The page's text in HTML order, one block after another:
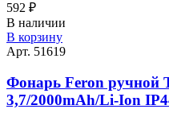
592 ₽
В наличии
В корзину
Арт. 51619
Фонарь Feron ручной
3,7/2000mAh/Li-Ion